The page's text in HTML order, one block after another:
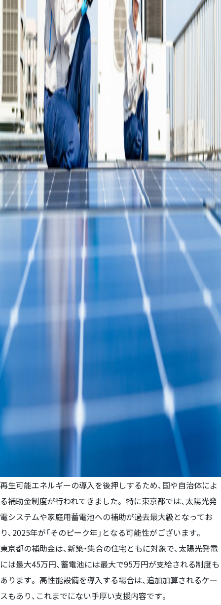
再生可能エネルギーの導入を後押しするため、国や自治体によ
る補助金制度が行われてきました。 特に東京都では、太陽光発
電システムや家庭用蓄電池への補助が過去最大級となってお
り、2025年が「そのピーク年」となる可能性がございます。
東京都の補助金は、新築・集合の住宅ともに対象で、太陽光発電
には最大45万円、蓄電池には最大で95万円が支給される制度も
あります。 高性能設備を導入する場合は、追加加算されるケー
スもあり、これまでにない手厚い支援内容です。